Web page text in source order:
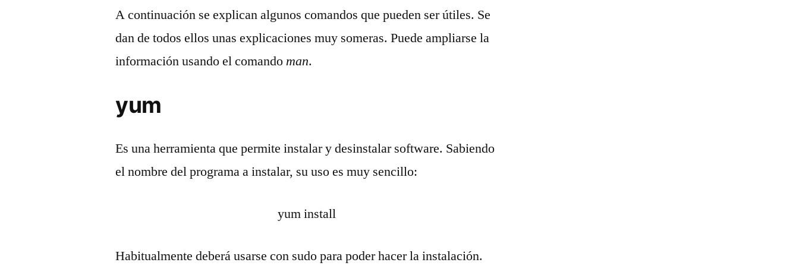
A continuación se explican algunos comandos que pueden ser útiles. Se
dan de todos ellos unas explicaciones muy someras. Puede ampliarse la
información usando el comandoman.
yum
Es una herramienta que permite instalar y desinstalar software. Sabiendo
el nombre del programa a instalar, su uso es muy sencillo:
yum install
Habitualmente deberá usarse con sudo para poder hacer la instalación.